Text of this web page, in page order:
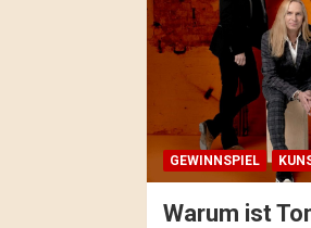
GEWINNSPIEL
Warum ist